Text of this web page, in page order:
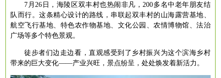
7月26日，海陵区双丰村也热闹非凡，200多名中老年朋友结
队而行。这条精心设计的路线，串联起双丰村的山海露营基地、
航空飞行基地、特色农作物基地、文化公园、农情博物馆、法治
广场等多个特色景观。
徒步者们边走边看，直观感受到了乡村振兴为这个滨海乡村
带来的巨大变化——产业兴旺，景点纷呈，处处焕发着新活力。